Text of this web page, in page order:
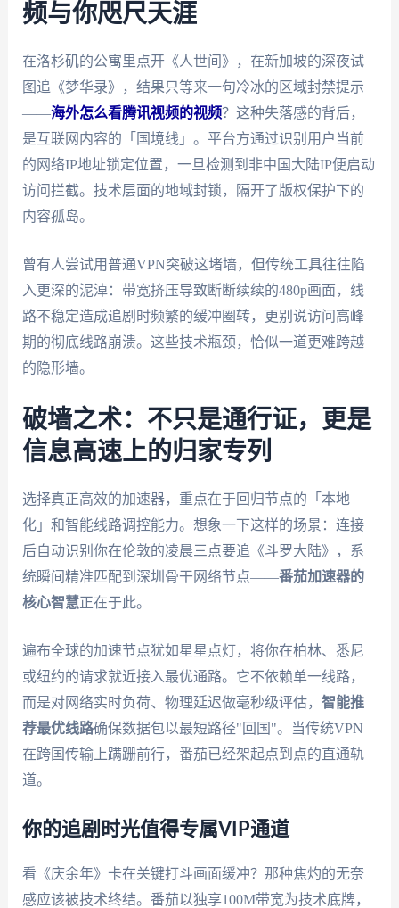
频与你咫尺天涯
在洛杉矶的公寓里点开《人世间》，在新加坡的深夜试
图追《梦华录》，结果只等来一句冷冰的区域封禁提示
——海外怎么看腾讯视频的视频？这种失落感的背后，
是互联网内容的「国境线」。平台方通过识别用户当前
的网络IP地址锁定位置，一旦检测到非中国大陆IP便启动
访问拦截。技术层面的地域封锁，隔开了版权保护下的
内容孤岛。
曾有人尝试用普通VPN突破这堵墙，但传统工具往往陷
入更深的泥淖：带宽挤压导致断断续续的480p画面，线
路不稳定造成追剧时频繁的缓冲圈转，更别说访问高峰
期的彻底线路崩溃。这些技术瓶颈，恰似一道更难跨越
的隐形墙。
破墙之术：不只是通行证，更是
信息高速上的归家专列
选择真正高效的加速器，重点在于回归节点的「本地
化」和智能线路调控能力。想象一下这样的场景：连接
后自动识别你在伦敦的凌晨三点要追《斗罗大陆》，系
统瞬间精准匹配到深圳骨干网络节点——番茄加速器的
核心智慧正在于此。
遍布全球的加速节点犹如星星点灯，将你在柏林、悉尼
或纽约的请求就近接入最优通路。它不依赖单一线路，
而是对网络实时负荷、物理延迟做毫秒级评估， 智能推
荐最优线路确保数据包以最短路径"回国"。当传统VPN
在跨国传输上蹒跚前行，番茄已经架起点到点的直通轨
道。
你的追剧时光值得专属VIP通道
看《庆余年》卡在关键打斗画面缓冲？那种焦灼的无奈
感应该被技术终结。番茄以独享100M带宽为技术底牌，